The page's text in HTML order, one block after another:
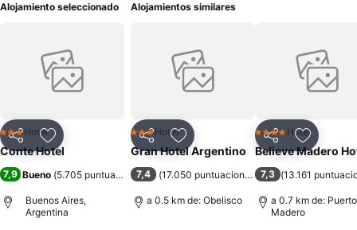
Aires. En el complejo se ofrece recepción 24 horas y wifi gratuito, así
por cable, caja fuerte, minibar, escritorio, aire acondicionado y
calefacción inteligente, además de baño de mármol con bañera de
hidromasaje, ducha separada y secador de cabello. Asimismo, las
Alojamiento seleccionado
CompartirAñadir a favoritos
3 Estrellas
Hotel
Conte Hotel
7,9 Bueno (5.705 puntuaciones)
Buenos Aires,
Argentina
Alojamientos similares
CompartirAñadir a favoritos
3 Estrellas
Hotel
Gran Hotel Argentino
7,4 (17.050 puntuaciones )
a 0.5 km de: Obelisco
CompartirAñadir
4 EstrellasHotel
Believe Madero
7,3 (13.161
a 0.7 km de: Puerto
Madero